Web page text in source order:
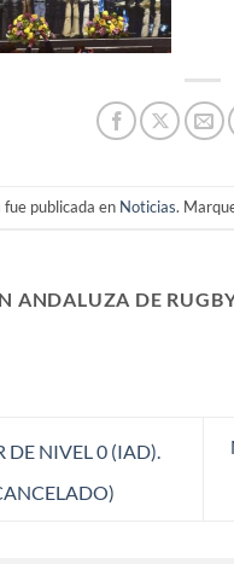
publicada en Noticias.
ANDALUZA DE
DE NIVEL 0 (IAD).